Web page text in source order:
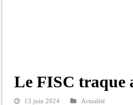
Le FISC traque
13 juin 2024 Actualité